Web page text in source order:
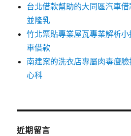
台北借款幫助的大同區汽車
並隆乳
竹北票貼專業屋瓦專業解析
車借款
南建案的洗衣店專屬肉毒瘦
心科
近期留言